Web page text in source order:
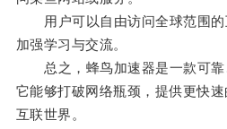
用户可以自由访问全球范围的
加强学习与交流。
总之，蜂鸟加速器是一款可靠
它能够打破网络瓶颈，提供更快
互联世界。